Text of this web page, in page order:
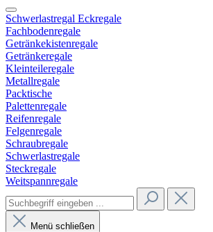
Schwerlastregal Eckregale
Fachbodenregale
Getränkekistenregale
Getränkeregale
Kleinteileregale
Metallregale
Packtische
Palettenregale
Reifenregale
Felgenregale
Schraubregale
Schwerlastregale
Steckregale
Weitspannregale
Menü schließen